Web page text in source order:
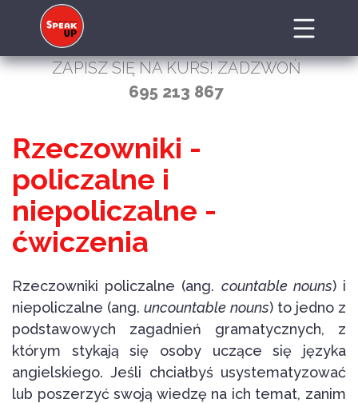
ZAPISZ SIĘ NA KURS! ZADZWOŃ
695 213 867
Rzeczowniki -
policzalne i
niepoliczalne -
ćwiczenia
Rzeczowniki policzalne (ang. countable nouns) i
niepoliczalne (ang.uncountable nouns) to jedno z
podstawowych zagadnień gramatycznych, z
którym stykają się osoby uczące się języka
angielskiego. Jeśli chciałbyś usystematyzować
lub poszerzyć swoją wiedzę na ich temat, zanim